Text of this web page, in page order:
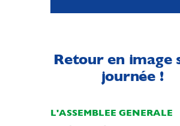
Retour en image
journée !
L'ASSEMBLEE GENERALE